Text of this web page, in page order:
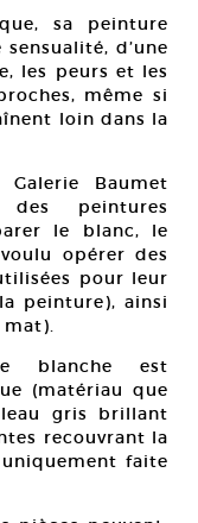
sa peinture
d’une
les peurs et les
même si
loin dans la
Baumet
peintures
le blanc, le
opérer des
pour leur
peinture), ainsi
blanche est
(matériau que
gris brillant
recouvrant la
faite